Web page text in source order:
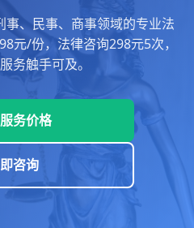
、民事、商事领域的专业法
元/份，法律咨询298元5次，
务触手可及。
务价格
咨询